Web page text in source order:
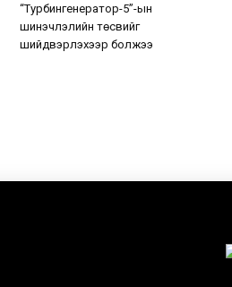
“Турбингенератор-5”-ын
шинэчлэлийн төсвийг
шийдвэрлэхээр болжээ